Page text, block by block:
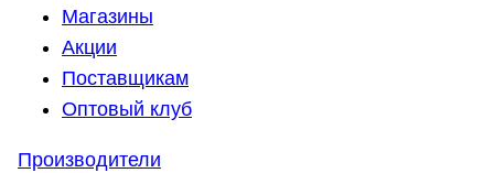
Магазины
Акции
Поставщикам
Оптовый клуб
Производители